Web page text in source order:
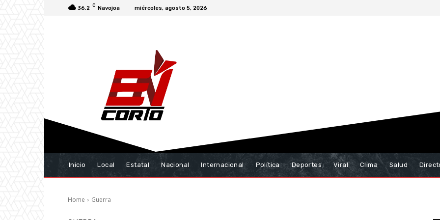
36.2 C Navojoa miércoles, agosto 5, 2026
Inicio Local Estatal Nacional Internacional Política Deportes Viral Clima Salud
Home Guerra